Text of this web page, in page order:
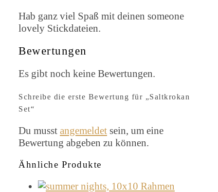
Hab ganz viel Spaß mit deinen someone
lovely Stickdateien.
Bewertungen
Es gibt noch keine Bewertungen.
Schreibe die erste Bewertung für „Saltkrokan
Set“
Du musst angemeldet sein, um eine
Bewertung abgeben zu können.
Ähnliche Produkte